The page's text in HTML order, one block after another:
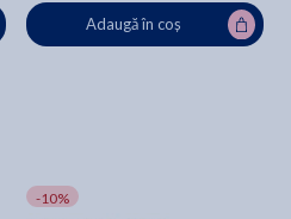
Adaugă în coș
-10%